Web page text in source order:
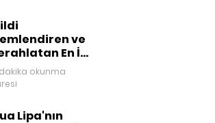
ve
En İyi
Mistleri
okunma
Lipa'nın